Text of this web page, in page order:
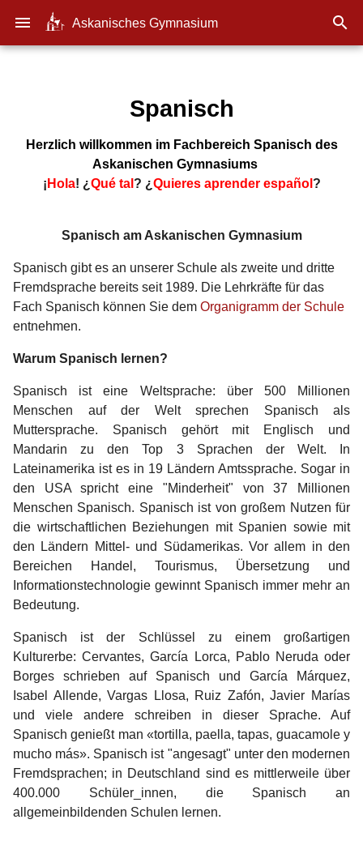
menu Askanisches Gymnasium 
Spanisch
Herzlich willkommen im Fachbereich Spanisch des
Askanischen Gymnasiums
¡ Hola! ¿Qué tal ? ¿Quieres aprender español ?
Spanisch am Askanischen Gymnasium
Spanisch gibt es an unserer Schule als zweite und dritte
Fremdsprache bereits seit 1989. Die Lehrkräfte für das
Fach Spanisch können Sie dem Organigramm der Schule
entnehmen.
Warum Spanisch lernen?
Spanisch ist eine Weltsprache: über 500 Millionen
Menschen auf der Welt sprechen Spanisch als
Muttersprache. Spanisch gehört mit Englisch und
Mandarin zu den Top 3 Sprachen der Welt. In
Lateinamerika ist es in 19 Ländern Amtssprache. Sogar in
den USA spricht eine "Minderheit" von 37 Millionen
Menschen Spanisch. Spanisch ist von großem Nutzen für
die wirtschaftlichen Beziehungen mit Spanien sowie mit
den Ländern Mittel- und Südamerikas. Vor allem in den
Bereichen Handel, Tourismus, Übersetzung und
Informationstechnologie gewinnt Spanisch immer mehr an
Bedeutung.
Spanisch ist der Schlüssel zu einem großartigen
Kulturerbe: Cervantes, García Lorca, Pablo Neruda oder
Borges schrieben auf Spanisch und García Márquez,
Isabel Allende, Vargas Llosa, Ruiz Zafón, Javier Marías
und viele andere schreiben in dieser Sprache. Auf
Spanisch genießt man «tortilla, paella, tapas, guacamole y
mucho más». Spanisch ist "angesagt" unter den modernen
Fremdsprachen; in Deutschland sind es mittlerweile über
400.000 Schüler_innen, die Spanisch an
allgemeinbildenden Schulen lernen.